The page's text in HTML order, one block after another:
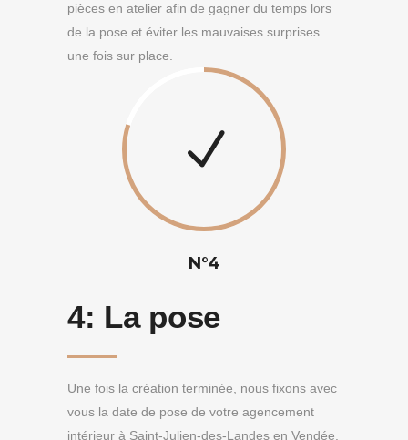
pièces en atelier afin de gagner du temps lors
de la pose et éviter les mauvaises surprises
une fois sur place.
N°4
4: La pose
Une fois la création terminée, nous fixons avec
vous la date de pose de votre agencement
intérieur à Saint-Julien-des-Landes en Vendée.